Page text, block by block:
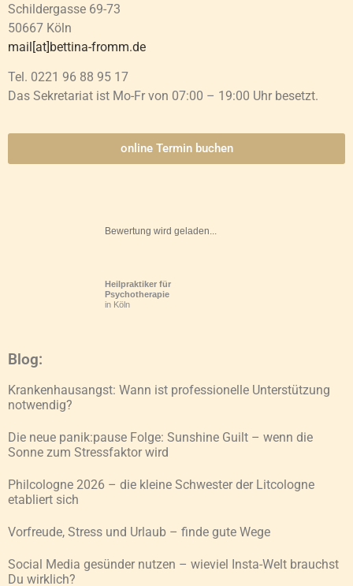
Schildergasse 69-73
50667 Köln
mail[at]bettina-fromm.de
Tel. 0221 96 88 95 17
Das Sekretariat ist Mo-Fr von 07:00 – 19:00 Uhr besetzt.
online Termin buchen
Bewertung wird geladen...
Heilpraktiker für
Psychotherapie
in Köln
Blog:
Krankenhausangst: Wann ist professionelle Unterstützung
notwendig?
Die neue panik:pause Folge: Sunshine Guilt – wenn die
Sonne zum Stressfaktor wird
Philcologne 2026 – die kleine Schwester der Litcologne
etabliert sich
Vorfreude, Stress und Urlaub – finde gute Wege
Social Media gesünder nutzen – wieviel Insta-Welt brauchst
Du wirklich?